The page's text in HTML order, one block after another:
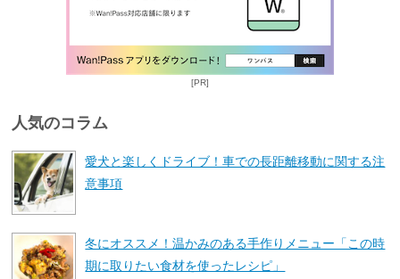
[PR]
人気のコラム
愛犬と楽しくドライブ！車での長距離移動に関する注
意事項
冬にオススメ！温かみのある手作りメニュー「この時
期に取りたい食材を使ったレシピ」